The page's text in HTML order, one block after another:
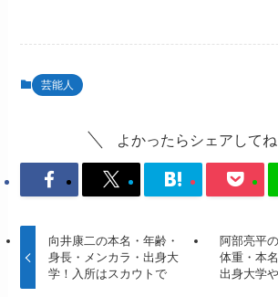
芸能人
よかったらシェアしてね
向井康二の本名・年齢・
身長・メンカラ・出身大
学！入所はスカウトで
阿部亮平
体重・本
出身大学